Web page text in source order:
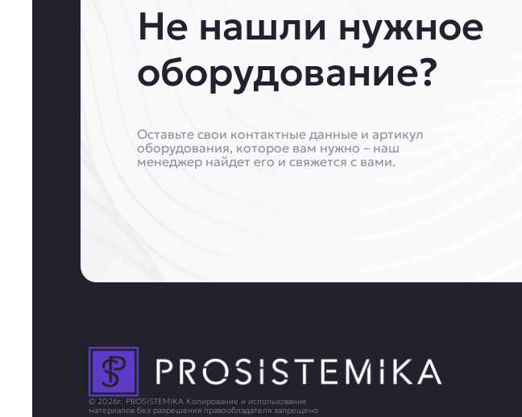
Не нашли нужное
оборудование?
Оставьте свои контактные данные и артикул
оборудования, которое вам нужно – наш
менеджер найдет его и свяжется с вами.
© 2026г. PROSISTEMIKA Копирование и использование
материалов без разрешения правообладателя запрещено